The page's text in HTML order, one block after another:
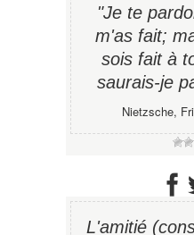
"Je te
m'as fait;
sois fait à
saurais-je
Nietzsche,
L'amitié